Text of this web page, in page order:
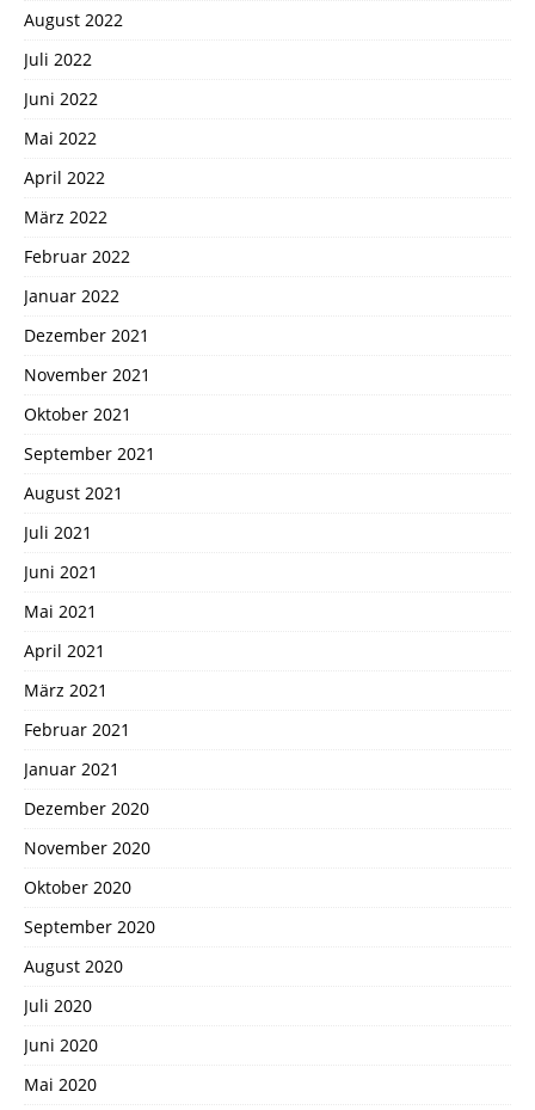
August 2022
Juli 2022
Juni 2022
Mai 2022
April 2022
März 2022
Februar 2022
Januar 2022
Dezember 2021
November 2021
Oktober 2021
September 2021
August 2021
Juli 2021
Juni 2021
Mai 2021
April 2021
März 2021
Februar 2021
Januar 2021
Dezember 2020
November 2020
Oktober 2020
September 2020
August 2020
Juli 2020
Juni 2020
Mai 2020